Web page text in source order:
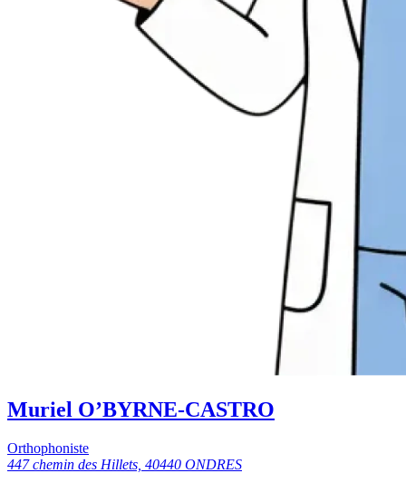
Muriel O’BYRNE-CASTRO
Orthophoniste
447 chemin des Hillets, 40440 ONDRES